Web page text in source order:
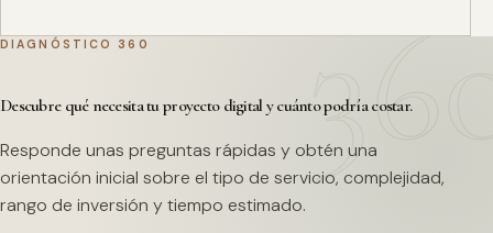
DIAGNÓSTICO 360
Descubre qué necesita tu proyecto digital y cuánto podría costar.
Responde unas preguntas rápidas y obtén una
orientación inicial sobre el tipo de servicio, complejidad,
rango de inversión y tiempo estimado.